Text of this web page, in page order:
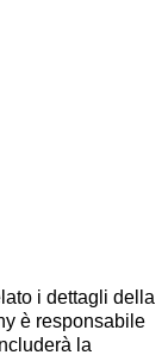
i dettagli della
è responsabile
la